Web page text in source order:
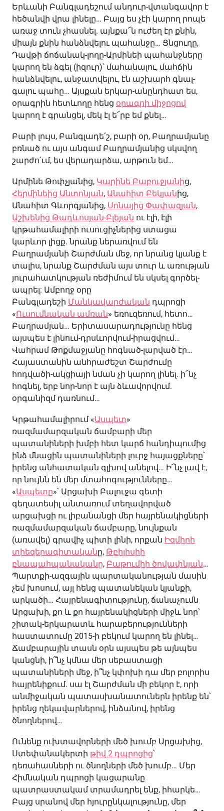
Երևանի Բանգլադեշում անդուր-վտանգավոր է
հեծանվի վրա լինելը… Բայց ես չէի կարող րոպե
առաջ տուն չհասնել. այնքա՜ն ուժեղ էր քնին,
միայն քնին հանձնվելու պահանջը… Ցնցուղը,
Դավթի ճոճանակ-լողը-Արմինեի պահանջները
կարող են ձգել (իզուր)՝ մահանալու, մահճին
հանձնվելու, անջատվելու, էն աշխարհ գնալ-
գալու պահը… Այսքան երկար-անընդհատ ես,
օրագրին հետևողը հենց օրագրի միջոցով
կարող է գրանցել, մեկ էլ ե՜րբ եմ քնել…
Բարի լույս, Բանգլադե՛շ, բարի օր, Բաղրամյանը
բռնած ու այս անգամ Բաղրամյանից սկսվող
շարժո՛ւմ, ես վերադարձա, արթուն եմ…
Արմինե Թոփչյանից, Կարինե Բաբուջյանից,
Հերմինեից Անտոնյան, Անահիտ Բեկյանից,
Անահիտ Գևորգյանից, Սոնայից Փափազյան,
Աշխենից Թադևոսյան-Բլեյան ու էլի, էլի
կրթահամալիրի ուսուցիչներից ստացա
կարևոր լիցք. նրանք ներառվում են
Բաղրամյանի Շարժման մեջ, որ նրանց կյանք է
տալիս, նրանք Շարժման այս տուր և առության
յուրահատկության ռեժիմում են սկսել գործել-
ապրել: Ամբողջ օրը
Բանգլադեշի Մանկավարժական դպրոցի
«Ուսումնական ամռան» եռուզեռում, հետո…
Բաղրամյան… Երիտասարադությունը հենց
այսպես է լինում-դրսևորվում-իրացվում…
Վահրամ Թոքմաջյանը հոգնած-լարված էր…
Հայաստանին անհրաժեշտ Շարժումը
հոդվածի-ակցիայի նման չի կարող լինել. ի՜նչ
հոգնել, երբ նոր-նոր է այն ձևավորվում.
օրգանիզմ դառնում…
Կրթահամալիրում «Ասպետ»
ռազմամարզական ճամբարի մեր
պատանիների խմբի հետ կարճ հանդիպումից
ինձ մնացին պատանիների լուրջ հայացքները՝
իրենց անհատական գլխով անելով… Ի՜նչ լավ է,
որ նույնն են մեր մտահոգությունները…
«Ասպետը»՝ Արցախի Բալուջա գետի
գեղատեսիլ անտառում տեղավորված
արցախցի ու լիբանանցի մեր հայրենակիցների
ռազմամարզական ճամբարը, նույնքան
(առավել) գրավիչ պիտի լինի, որքան Իզմիրի
տիեզերագիտականը, Թբիլիսիի
բնապահպանականը, Բաթումիի ծովափնյան…
Պարտքի-ազգային պարտականության մասին
չեմ խոսում, այլ հենց պատանեկան կյանքի,
արկածի… Հայրենագիտությունը, ճանաչումն
Արցախի, քո և քո հայրենակիցների միջև նոր՝
շիտակ-երկարատև հարաբերությունների
հաստատումը 2015-ի բեկում կարող են լինել…
Ճամբարային տասն օրն այսպես թե այնպես
կանցնի, ի՞նչ կմնա մեր սեբաստացի
պատանիների մեջ, ի՞նչ կփոխի դա մեր բոլորիս
հայրենիքում. սա էլ Շարժման մի բեկոր է, որի
անմիջական պատասխանատուներն իրենք են՝
իրենց ղեկավարներով, ինձանով, իրենց
ծնողներով…
Ունենք ուխտավորների մեծ խումբ Արցախից,
Ստեփանակերտի թիվ 2 դպրոցից՝
դեռահասների ու ծնողների մեծ խումբ… Մեր
Հիմնական դպրոցի կացարանը
պատրաստակամ տրամադրել ենք, իհարկե…
Բայց սրանով մեր հյուրընկալությունը, մեր